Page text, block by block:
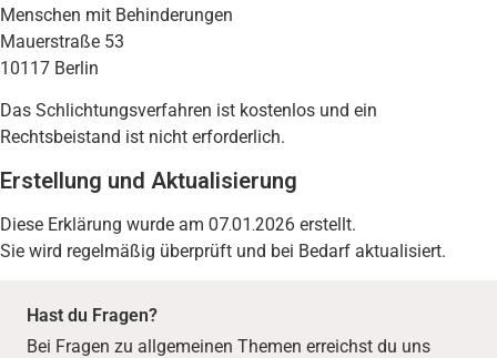
Menschen mit Behinderungen
Mauerstraße 53
10117 Berlin
Das Schlichtungsverfahren ist kostenlos und ein
Rechtsbeistand ist nicht erforderlich.
Erstellung und Aktualisierung
Diese Erklärung wurde am 07.01.2026 erstellt.
Sie wird regelmäßig überprüft und bei Bedarf aktualisiert.
Hast du Fragen?
Bei Fragen zu allgemeinen Themen erreichst du uns